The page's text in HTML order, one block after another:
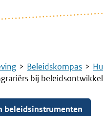
Beleidskompas
bij
beleidsinstrumenten